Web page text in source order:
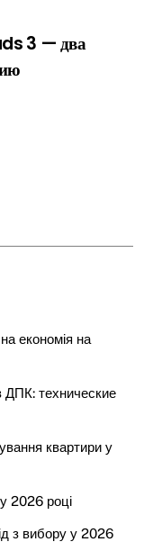
3 — два
економія на
ДПК: технические
квартири у
2026 році
з вибору у 2026